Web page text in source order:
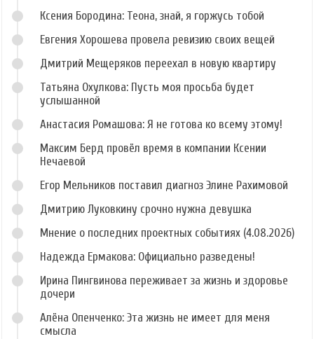
Ксения Бородина: Теона, знай, я горжусь тобой
Евгения Хорошева провела ревизию своих вещей
Дмитрий Мещеряков переехал в новую квартиру
Татьяна Охулкова: Пусть моя просьба будет
услышанной
Анастасия Ромашова: Я не готова ко всему этому!
Максим Берд провёл время в компании Ксении
Нечаевой
Егор Мельников поставил диагноз Элине Рахимовой
Дмитрию Луковкину срочно нужна девушка
Мнение о последних проектных событиях (4.08.2026)
Надежда Ермакова: Официально разведены!
Ирина Пингвинова переживает за жизнь и здоровье
дочери
Алёна Опенченко: Эта жизнь не имеет для меня
смысла